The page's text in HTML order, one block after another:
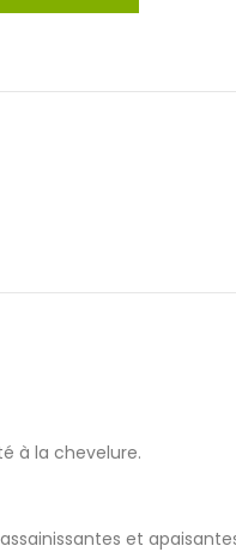
à la chevelure.
et